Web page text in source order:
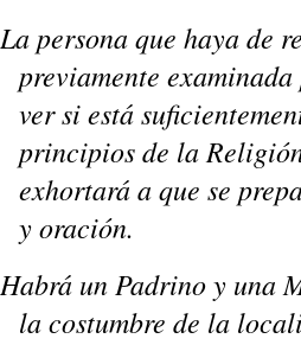
La persona que haya de
previamente
ver si está
principios de la
exhortará a que se
y oración.
Habrá un Padrino y una
la costumbre de la